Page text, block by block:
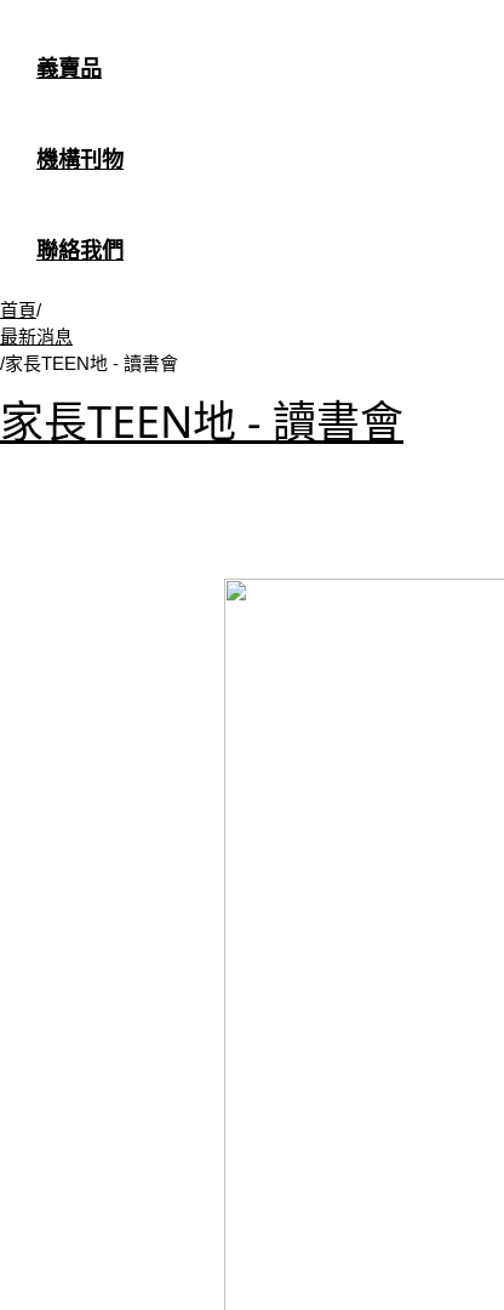
義賣品
機構刊物
聯絡我們
首頁/
最新消息
/家長TEEN地 - 讀書會
家長TEEN地 - 讀書會